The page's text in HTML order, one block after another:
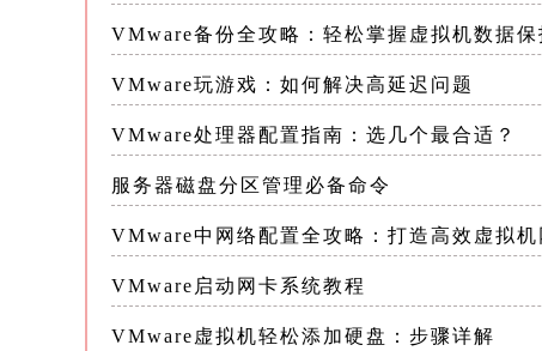
2.关闭虚拟机电源：找到想要备份的目
3.访问数据存储浏览器：在ESXi Web
览器”
4.选择虚拟机文件：转到您想要备份
和.vmdk文件）
5.下载文件：单击工具栏上的“下载”
VMware备份全攻略：轻松掌握虚拟机数据保
VMware玩游戏：如何解决高延迟问题
VMware处理器配置指南：选几个最合适？
服务器磁盘分区管理必备命令
VMware中网络配置全攻略：打造高效虚拟机
VMware启动网卡系统教程
VMware虚拟机轻松添加硬盘：步骤详解